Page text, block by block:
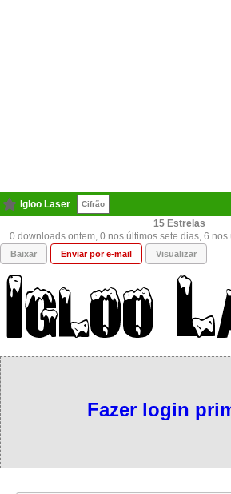
Igloo Laser Cifrão
15
0 downloads ontem, 0 nos últimos sete dias, 6
Baixar Enviar por e-mail Visualizar
Fazer login